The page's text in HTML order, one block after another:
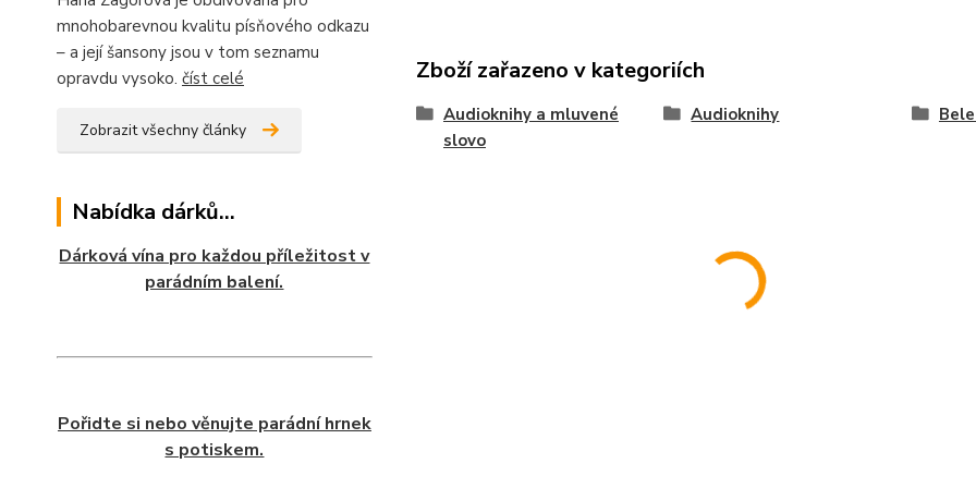
mnohobarevnou kvalitu písňového odkazu
– a její šansony jsou v tom seznamu
opravdu vysoko. číst celé
Zobrazit všechny články
Nabídka dárků...
Dárková vína pro každou příležitost v
parádním balení.
Pořidte si nebo věnujte parádní hrnek
s potiskem.
Zboží zařazeno v kategoriích
Audioknihy a mluvené
slovo
Audioknihy